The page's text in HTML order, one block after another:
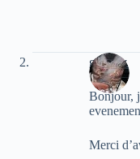
grellety
Bonjour,
Merci